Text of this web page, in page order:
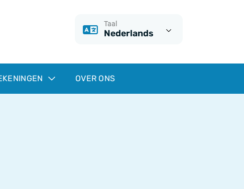
Taal
Nederlands
OVER ONS